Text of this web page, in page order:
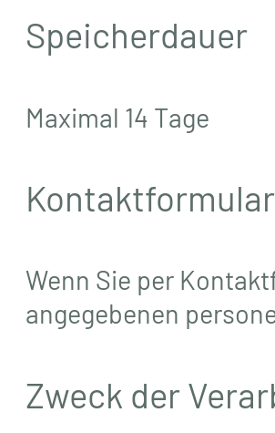
Speicherdauer
Maximal 14 Tage
Wenn Sie per
angegebenen
Zweck der